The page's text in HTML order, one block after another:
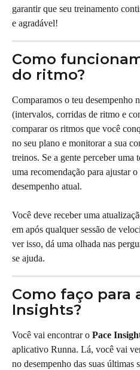
garantir que seu treinamento
e agradável!
Como
do ritmo?
Comparamos o teu desempenho
(intervalos, corridas de ritmo e
comparar os ritmos que você
no seu plano e monitorar a sua
treinos. Se a gente perceber uma
uma recomendação para ajustar
desempenho atual.
Você deve receber uma
em após qualquer sessão de
ver isso, dá uma olhada nas
se ajuda.
Como faço para
Insights?
Você vai encontrar o Pace
aplicativo Runna. Lá, você vai
no desempenho das suas últimas